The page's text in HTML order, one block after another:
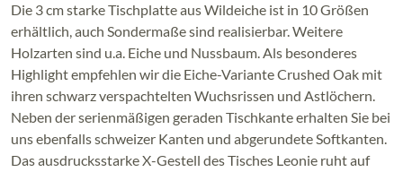
Die 3 cm starke Tischplatte aus Wildeiche ist in 10 Größen
erhältlich, auch Sondermaße sind realisierbar. Weitere
Holzarten sind u.a. Eiche und Nussbaum. Als besonderes
Highlight empfehlen wir die Eiche-Variante Crushed Oak mit
ihren schwarz verspachtelten Wuchsrissen und Astlöchern.
Neben der serienmäßigen geraden Tischkante erhalten Sie bei
uns ebenfalls schweizer Kanten und abgerundete Softkanten.
Das ausdrucksstarke X-Gestell des Tisches Leonie ruht auf